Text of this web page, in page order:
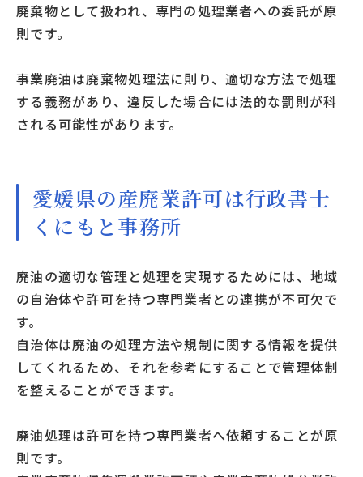
廃棄物として扱われ、専門の処理業者への委託が原
則です。
事業廃油は廃棄物処理法に則り、適切な方法で処理
する義務があり、違反した場合には法的な罰則が科
される可能性があります。
愛媛県の産廃業許可は行政書士
くにもと事務所
廃油の適切な管理と処理を実現するためには、地域
の自治体や許可を持つ専門業者との連携が不可欠で
す。
自治体は廃油の処理方法や規制に関する情報を提供
してくれるため、それを参考にすることで管理体制
を整えることができます。
廃油処理は許可を持つ専門業者へ依頼することが原
則です。